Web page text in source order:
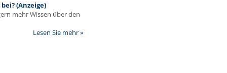
(Anzeige)
mehr Wissen über den
Lesen Sie mehr »